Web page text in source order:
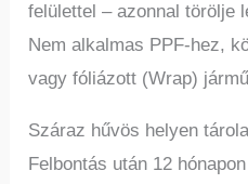
felülettel – azonnal törölje
Nem alkalmas PPF-hez,
vagy fóliázott (Wrap)
Száraz hűvös helyen
Felbontás után 12